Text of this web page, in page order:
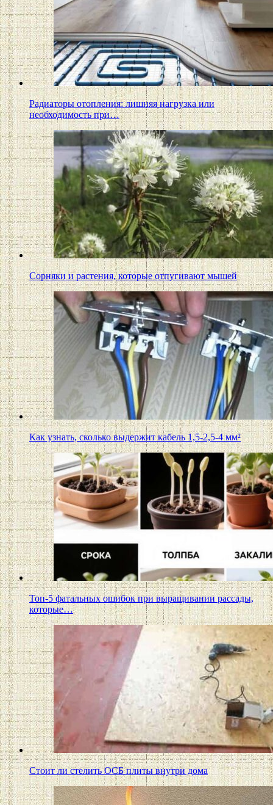
Радиаторы отопления: лишняя нагрузка или
необходимость при…
Сорняки и растения, которые отпугивают мышей
Как узнать, сколько выдержит кабель 1,5-2,5-4 мм²
Топ-5 фатальных ошибок при выращивании рассады,
которые…
Стоит ли стелить ОСБ плиты внутри дома